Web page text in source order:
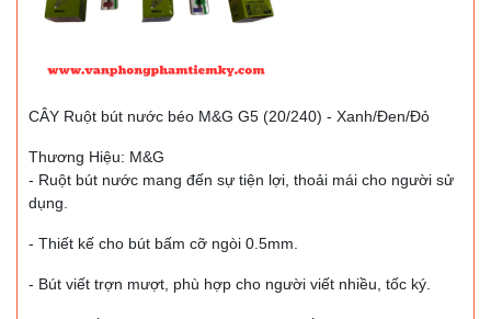
CÂY Ruột bút nước béo M&G G5 (20/240) - Xanh/Đen/Đỏ
Thương Hiệu: M&G
- Ruột bút nước mang đến sự tiện lợi, thoải mái cho người sử
dụng.
- Thiết kế cho bút bấm cỡ ngòi 0.5mm.
- Bút viết trợn mượt, phù hợp cho người viết nhiều, tốc ký.